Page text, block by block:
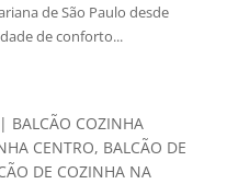
de São Paulo desde
de conforto...
BALCÃO COZINHA
CENTRO, BALCÃO DE
DE COZINHA NA